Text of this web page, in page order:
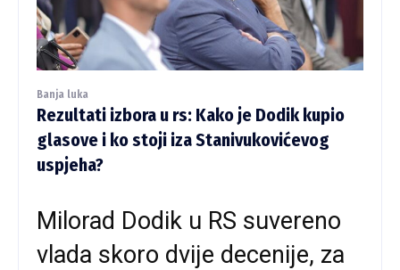
Banja luka
Rezultati izbora u rs: Kako je Dodik kupio
glasove i ko stoji iza Stanivukovićevog
uspjeha?
Milorad Dodik u RS suvereno
vlada skoro dvije decenije, za